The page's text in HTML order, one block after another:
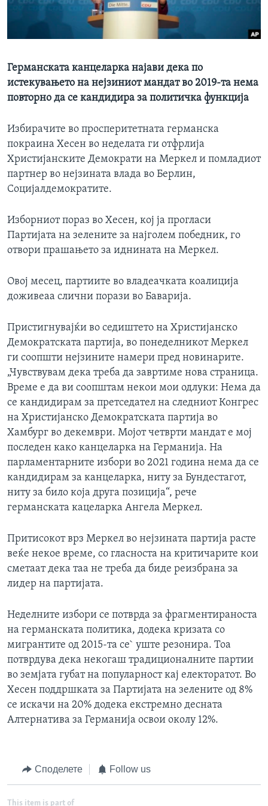
Јазици
Германската канцеларка најави дека по
истекувањето на нејзиниот мандат во 2019-та нема
повторно да се кандидира за политичка функција
Избирачите во просперитетната германска
покраина Хесен во неделата ги отфрлија
Христијанските Демократи на Меркел и помладиот
партнер во нејзината влада во Берлин,
Социјалдемократите.
Изборниот пораз во Хесен, кој ја прогласи
Партијата на зелените за најголем победник, го
отвори прашањето за иднината на Меркел.
Овој месец, партиите во владеачката коалиција
доживеаа слични порази во Баварија.
Пристигнувајќи во седиштето на Христијанско
Демократската партија, во понеделникот Меркел
ги соопшти нејзините намери пред новинарите.
„Чувствувам дека треба да завртиме нова страница.
Време е да ви соопштам некои мои одлуки: Нема да
се кандидирам за претседател на следниот Конгрес
на Христијанско Демократската партија во
Хамбург во декември. Мојот четврти мандат е мој
последен како канцеларка на Германија. На
парламентарните избори во 2021 година нема да се
кандидирам за канцеларка, ниту за Бундестагот,
ниту за било која друга позиција“, рече
германската кацеларка Ангела Меркел.
Притисокот врз Меркел во нејзината партија расте
веќе некое време, со гласноста на критичарите кои
сметаат дека таа не треба да биде реизбрана за
лидер на партијата.
Неделните избори се потврда за фрагментираноста
на германската политика, додека кризата со
мигрантите од 2015-та се` уште резонира. Тоа
потврдува дека некогаш традиционалните партии
во земјата губат на популарност кај електоратот. Во
Хесен поддршката за Партијата на зелените од 8%
се искачи на 20% додека екстремно десната
Алтернатива за Германија освои околу 12%.
Споделете Follow us
This item is part of